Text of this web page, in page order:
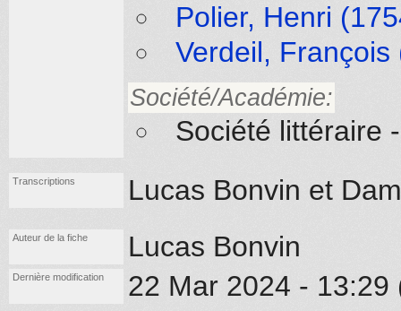
Polier, Henri
Verdeil,
Société/Académie:
Société littéraire
Transcriptions Lucas Bonvin et
Auteur de la fiche Lucas Bonvin
Dernière modification 22 Mar 2024 - 13:29